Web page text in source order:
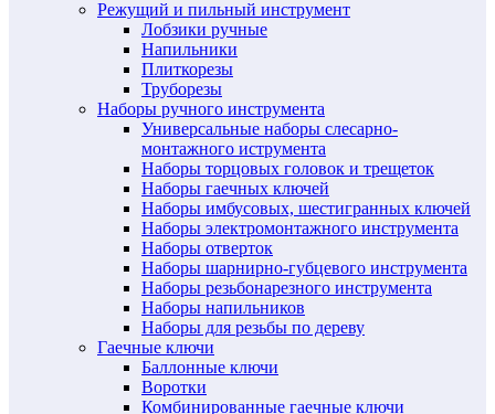
Режущий и пильный инструмент
Лобзики ручные
Напильники
Плиткорезы
Труборезы
Наборы ручного инструмента
Универсальные наборы слесарно-
монтажного иструмента
Наборы торцовых головок и трещеток
Наборы гаечных ключей
Наборы имбусовых, шестигранных ключей
Наборы электромонтажного инструмента
Наборы отверток
Наборы шарнирно-губцевого инструмента
Наборы резьбонарезного инструмента
Наборы напильников
Наборы для резьбы по дереву
Гаечные ключи
Баллонные ключи
Воротки
Комбинированные гаечные ключи